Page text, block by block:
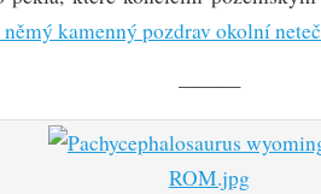
kamenný pozdrav okolní
———